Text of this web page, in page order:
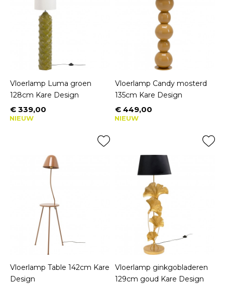
Vloerlamp Luma groen
128cm Kare Design
Prijs
€ 339,00
NIEUW
Vloerlamp Candy mosterd
135cm Kare Design
Prijs
€ 449,00
NIEUW
Vloerlamp Table 142cm Kare
Design
Vloerlamp ginkgobladeren
129cm goud Kare Design